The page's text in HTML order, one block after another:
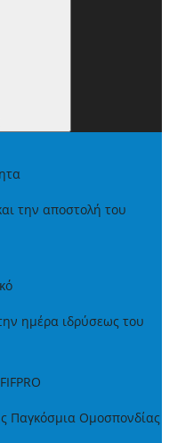
την αποστολή του
ημέρα ιδρύσεως του
Παγκόσμια Ομοσπονδίας